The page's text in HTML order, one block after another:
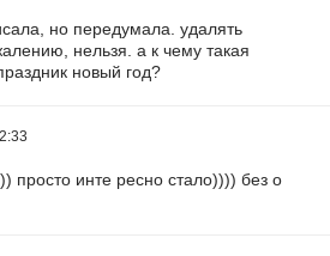
но передумала. удалять
нельзя. а к чему такая
новый год?
просто инте ресно стало)))) без о